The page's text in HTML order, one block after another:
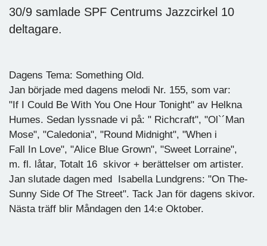
30/9 samlade SPF Centrums Jazzcirkel 10
deltagare.
Dagens Tema: Something Old.
Jan började med dagens melodi Nr. 155, som var:
"If I Could Be With You One Hour Tonight" av Helkna
Humes. Sedan lyssnade vi på: " Richcraft", "Ol`´Man
Mose", "Caledonia", "Round Midnight", "When i
Fall In Love", "Alice Blue Grown", "Sweet Lorraine",
m. fl. låtar, Totalt 16 skivor + berättelser om artister.
Jan slutade dagen med Isabella Lundgrens: "On The-
Sunny Side Of The Street". Tack Jan för dagens skivor.
Nästa träff blir Måndagen den 14:e Oktober.